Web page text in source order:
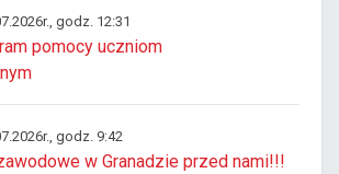
godz. 12:31
pomocy uczniom
godz. 9:42
w Granadzie przed nami!!!